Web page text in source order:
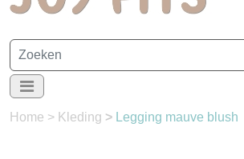
Home > Kleding > Legging mauve blush